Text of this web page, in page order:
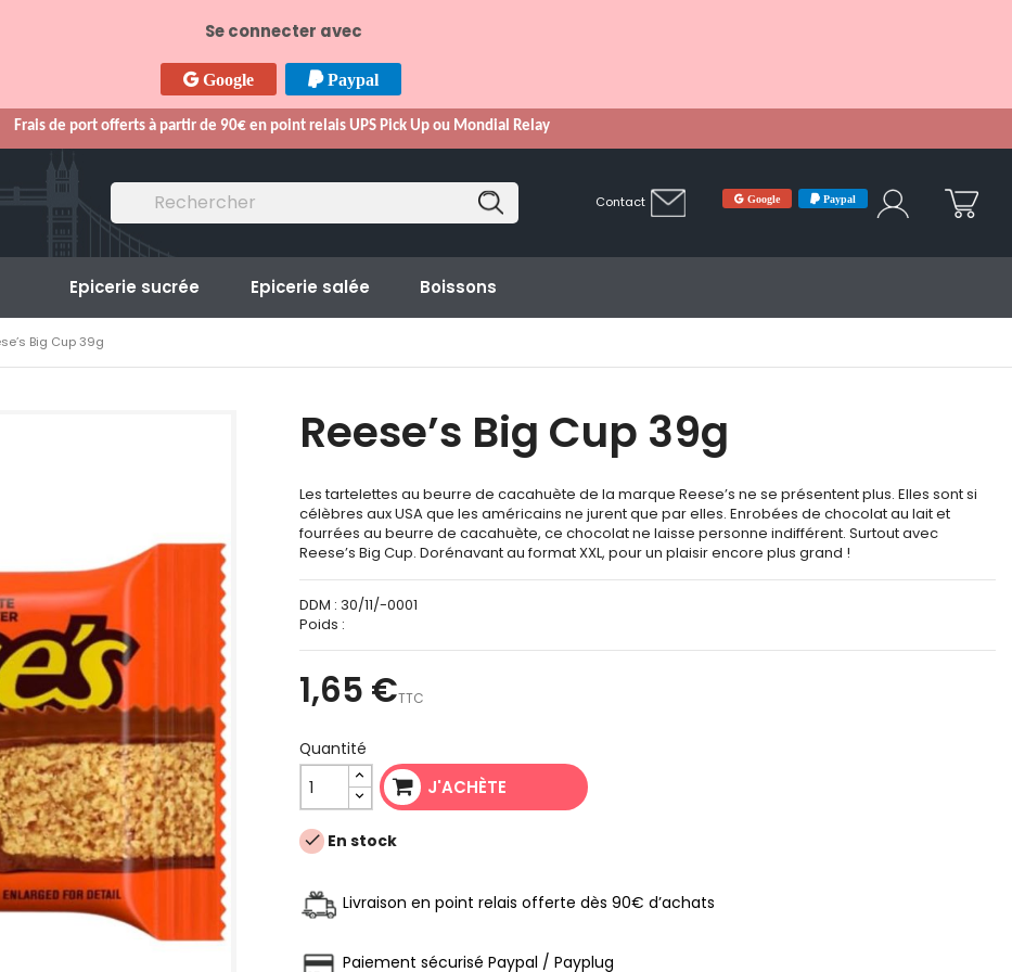
Se connecter avec
Google Paypal
Frais de port offerts à partir de 90€ en point relais UPS Pick Up ou Mondial Relay
Contact Google Paypal
Epicerie sucrée Epicerie salée Boissons
Big Cup 39g
Reese’s Big Cup 39g
Les tartelettes au beurre de cacahuète de la marque Reese’s ne se présentent plus. Elles sont si
célèbres aux USA que les américains ne jurent que par elles. Enrobées de chocolat au lait et
fourrées au beurre de cacahuète, ce chocolat ne laisse personne indifférent. Surtout avec
Reese’s Big Cup. Dorénavant au format XXL, pour un plaisir encore plus grand !
DDM : 30/11/-0001
Poids :
1,65 €TTC
Quantité
J'ACHÈTE
 En stock
Livraison en point relais offerte dès 90€ d’achats
Paiement sécurisé Paypal / Payplug